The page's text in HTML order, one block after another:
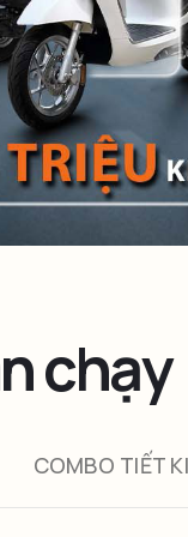
chạy
COMBO TIẾT